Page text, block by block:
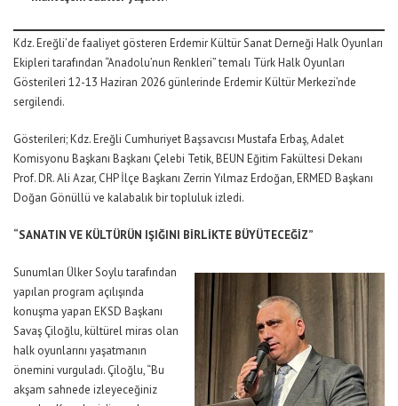
Kdz. Ereğli’de faaliyet gösteren Erdemir Kültür Sanat Derneği Halk Oyunları
Ekipleri tarafından “Anadolu’nun Renkleri” temalı Türk Halk Oyunları
Gösterileri 12-13 Haziran 2026 günlerinde Erdemir Kültür Merkezi’nde
sergilendi.
Gösterileri; Kdz. Ereğli Cumhuriyet Başsavcısı Mustafa Erbaş, Adalet
Komisyonu Başkanı Başkanı Çelebi Tetik, BEUN Eğitim Fakültesi Dekanı
Prof. DR. Ali Azar, CHP İlçe Başkanı Zerrin Yılmaz Erdoğan, ERMED Başkanı
Doğan Gönüllü ve kalabalık bir topluluk izledi.
“SANATIN VE KÜLTÜRÜN IŞIĞINI BİRLİKTE BÜYÜTECEĞİZ”
Sunumları Ülker Soylu tarafından
yapılan program açılışında
konuşma yapan EKSD Başkanı
Savaş Çiloğlu, kültürel miras olan
halk oyunlarını yaşatmanın
önemini vurguladı. Çiloğlu, “Bu
akşam sahnede izleyeceğiniz